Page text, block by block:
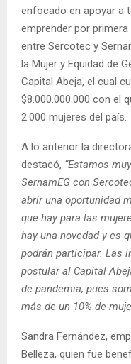
enfocado en apoyar a
emprender por
entre Sercotec y
la Mujer y Equidad de
Capital Abeja, el cual
$8.000.000.000 con el
2.000 mujeres del país.
A lo anterior la
destacó, “Estamos
SernamEG con
abrir una oportunidad
que hay para las
hay una novedad y es
podrán participar. Las
postular al Capital
de pandemia, pues
más de un 10% de
Sandra Fernández,
Belleza, quien fue